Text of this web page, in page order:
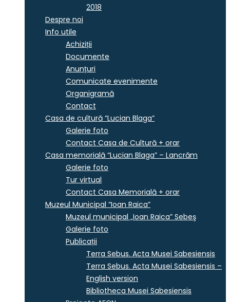
2018
Despre noi
Info utile
Achiziții
Documente
Anunțuri
Comunicate evenimente
Organigramă
Contact
Casa de cultură “Lucian Blaga”
Galerie foto
Contact Casa de Cultură + orar
Casa memorială “Lucian Blaga” – Lancrăm
Galerie foto
Tur virtual
Contact Casa Memorială + orar
Muzeul Municipal “Ioan Raica”
Muzeul municipal „Ioan Raica” Sebeş
Galerie foto
Publicații
Terra Sebus. Acta Musei Sabesiensis
Terra Sebus. Acta Musei Sabesiensis –
English version
Bibliotheca Musei Sabesiensis